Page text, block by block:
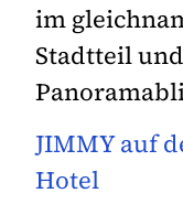
im
Stadtteil
JIMMY auf
Hotel